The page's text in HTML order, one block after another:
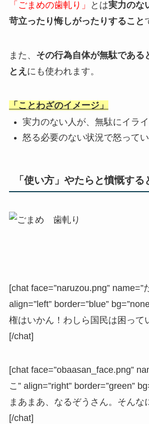
「ごまめの歯軋り」 とは実力のな
苛立ったり悔しがったりすること
また、 その行為自体が無駄である
とえ にも使われます。
「ことわざのイメージ」
実力のない人が、無駄にイライ
怒る必要のない状況で怒ってい
「使い方」やたらと憤慨する
[chat face=”naruzou.png” name=”
align=”left” border=”blue”
権はいかん！わしら国民は困って
[/chat]
[chat face=”obaasan_face.png”
こ” align=”right” border=”green”
まあまあ、なるぞうさん。そんな
[/chat]